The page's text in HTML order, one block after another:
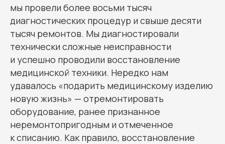
мы провели более восьми тысяч
диагностических процедур и свыше десяти
тысяч ремонтов. Мы диагностировали
технически сложные неисправности
и успешно проводили восстановление
медицинской техники. Нередко нам
удавалось «подарить медицинскому изделию
новую жизнь» — отремонтировать
оборудование, ранее признанное
неремонтопригодным и отмеченное
к списанию. Как правило, восстановление